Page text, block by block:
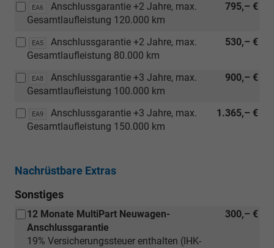
EA6 795,– €
Anschlussgarantie +2 Jahre, max.
Gesamtlaufleistung 120.000 km
EA5 530,– €
Anschlussgarantie +2 Jahre, max.
Gesamtlaufleistung 80.000 km
EA8 900,– €
Anschlussgarantie +3 Jahre, max.
Gesamtlaufleistung 100.000 km
EA9 1.365,– €
Anschlussgarantie +3 Jahre, max.
Gesamtlaufleistung 150.000 km
Nachrüstbare Extras
Sonstiges
300,– €
12 Monate MultiPart Neuwagen-
Anschlussgarantie
19% Versicherungssteuer enthalten (IHK-